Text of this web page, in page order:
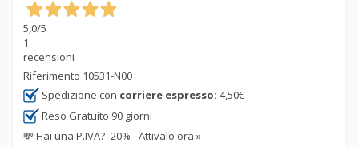
5,0/5
1
recensioni
Riferimento 10531-N00
Spedizione con corriere espresso: 4,50€
Reso Gratuito 90 giorni
💸Hai una P.IVA? -20% - Attivalo ora »